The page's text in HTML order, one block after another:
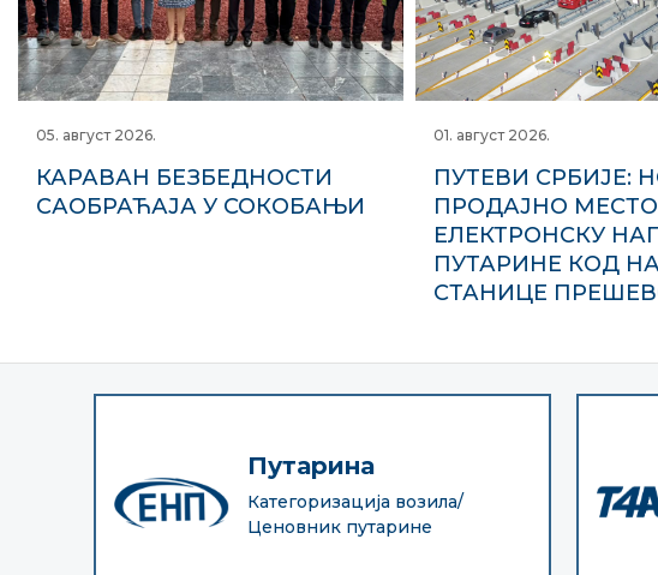
05. август 2026.
КАРАВАН БЕЗБЕДНОСТИ
САОБРАЋАЈА У СОКОБАЊИ
01. август 2026.
ПУТЕВИ СРБИЈЕ:
ПРОДАЈНО
ЕЛЕКТРОНСКУ
ПУТАРИНЕ КОД
СТАНИЦЕ
Путарина
Категоризација возила/
Ценовник путарине